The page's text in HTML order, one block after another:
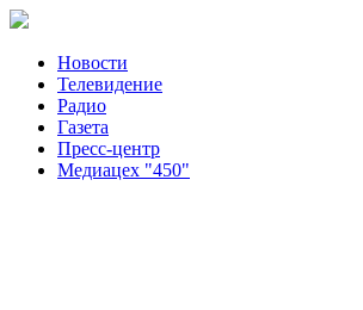
Новости
Телевидение
Радио
Газета
Пресс-центр
Медиацех "450"